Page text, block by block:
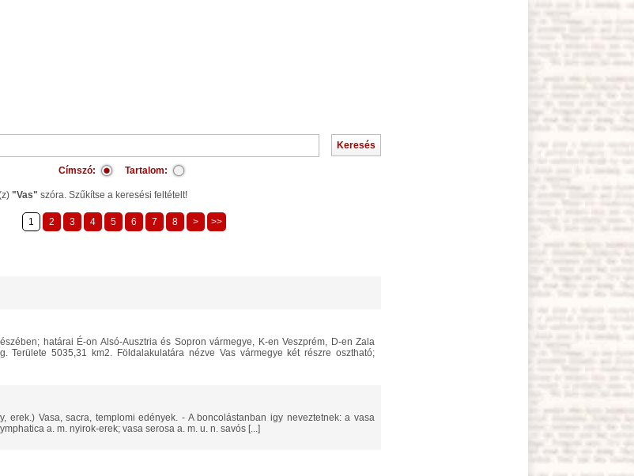
Címszó: Tartalom:
"Vas" szóra. Szűkítse a keresési feltételt!
1 2 3 4 5 6 7 8 > >>
Területe 5035,31 km2. Földalakulatára nézve Vas vármegye két részre osztható;
a. m. nyirok-erek; vasa serosa a. m. u. n. savós [...]